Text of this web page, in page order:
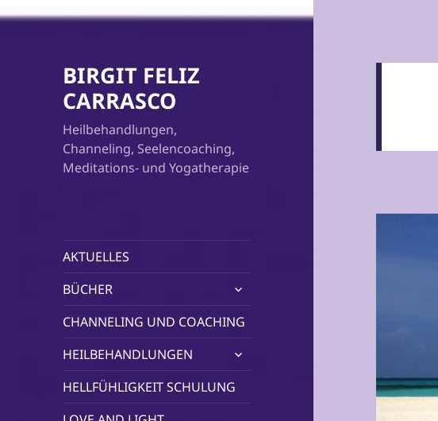
BIRGIT FELIZ
CARRASCO
Heilbehandlungen,
Channeling, Seelencoaching,
Meditations- und Yogatherapie
AKTUELLES
BÜCHER
untermenü
öffnen
CHANNELING UND COACHING
HEILBEHANDLUNGEN
untermenü
HELLFÜHLIGKEIT SCHULUNG